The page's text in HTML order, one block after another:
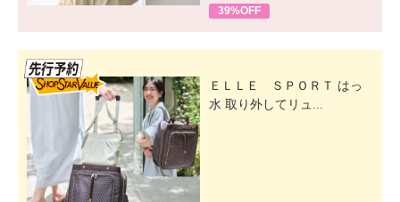
39%OFF
ＥＬＬＥ ＳＰＯＲＴ はっ
水 取り外してリュ...